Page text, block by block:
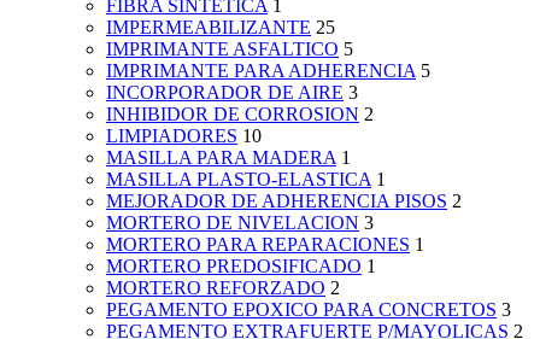
FIBRA SINTETICA 1
IMPERMEABILIZANTE 25
IMPRIMANTE ASFALTICO 5
IMPRIMANTE PARA ADHERENCIA 5
INCORPORADOR DE AIRE 3
INHIBIDOR DE CORROSION 2
LIMPIADORES 10
MASILLA PARA MADERA 1
MASILLA PLASTO-ELASTICA 1
MEJORADOR DE ADHERENCIA PISOS 2
MORTERO DE NIVELACION 3
MORTERO PARA REPARACIONES 1
MORTERO PREDOSIFICADO 1
MORTERO REFORZADO 2
PEGAMENTO EPOXICO PARA CONCRETOS 3
PEGAMENTO EXTRAFUERTE P/MAYOLICAS 2